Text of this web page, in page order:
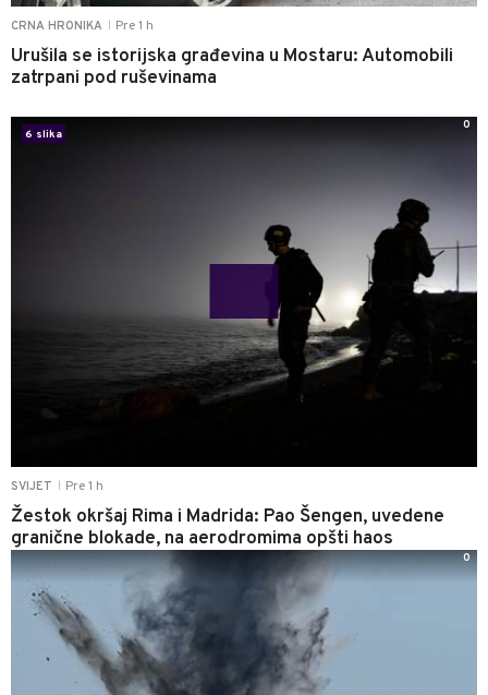
CRNA HRONIKA Pre 1 h
Urušila se istorijska građevina u Mostaru: Automobili
zatrpani pod ruševinama
SVIJET Pre 1 h
Žestok okršaj Rima i Madrida: Pao Šengen, uvedene
granične blokade, na aerodromima opšti haos
6 slika
0
0